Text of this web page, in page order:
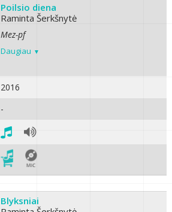
Poilsio diena
Raminta Šerkšnytė
Mez-pf
Daugiau
2016
-
Blyksniai